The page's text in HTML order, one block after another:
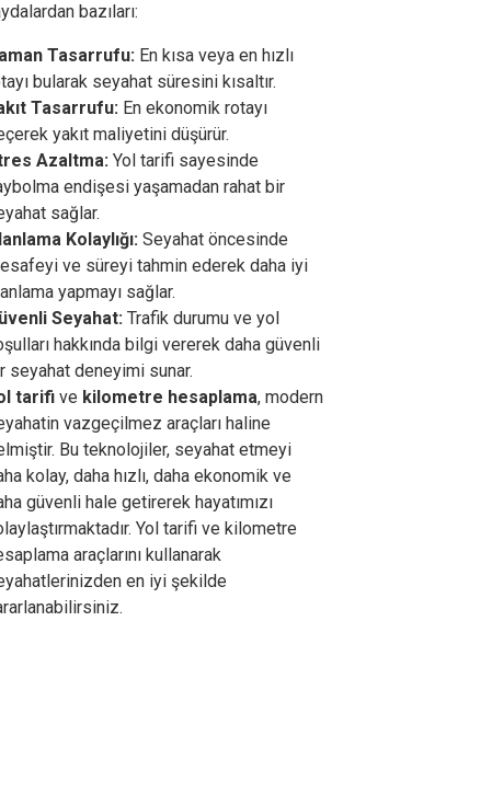
bazıları:
Tasarrufu: En kısa veya en hızlı
bularak seyahat süresini kısaltır.
Tasarrufu: En ekonomik rotayı
yakıt maliyetini düşürür.
Azaltma: Yol tarifi sayesinde
endişesi yaşamadan rahat bir
sağlar.
Kolaylığı: Seyahat öncesinde
ve süreyi tahmin ederek daha iyi
yapmayı sağlar.
Seyahat: Trafik durumu ve yol
hakkında bilgi vererek daha güvenli
seyahat deneyimi sunar.
tarifi ve kilometre hesaplama, modern
vazgeçilmez araçları haline
Bu teknolojiler, seyahat etmeyi
kolay, daha hızlı, daha ekonomik ve
güvenli hale getirerek hayatımızı
Yol tarifi ve kilometre
araçlarını kullanarak
en iyi şekilde